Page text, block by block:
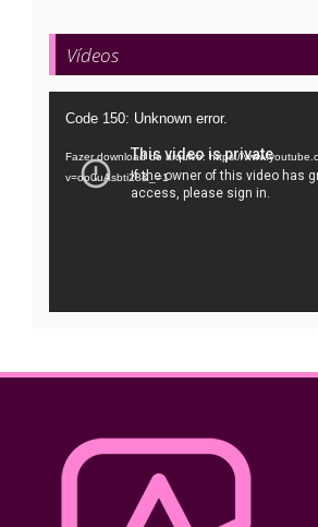
Vídeos
Tocador
vídeo
Code 150: Unknown error.
Fazer download do arquivo: https://
v=oo0uAsbti28&_=1